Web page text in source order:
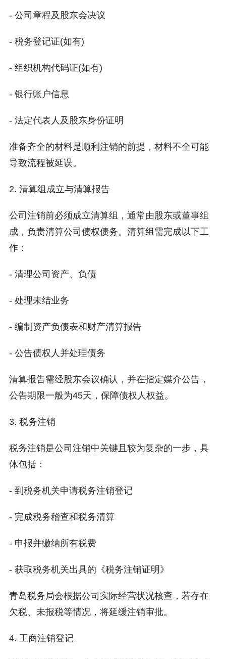
- 公司章程及股东会决议
- 税务登记证(如有)
- 组织机构代码证(如有)
- 银行账户信息
- 法定代表人及股东身份证明
准备齐全的材料是顺利注销的前提，材料不全可能
导致流程被延误。
2. 清算组成立与清算报告
公司注销前必须成立清算组，通常由股东或董事组
成，负责清算公司债权债务。清算组需完成以下工
作：
- 清理公司资产、负债
- 处理未结业务
- 编制资产负债表和财产清算报告
- 公告债权人并处理债务
清算报告需经股东会议确认，并在指定媒介公告，
公告期限一般为45天，保障债权人权益。
3. 税务注销
税务注销是公司注销中关键且较为复杂的一步，具
体包括：
- 到税务机关申请税务注销登记
- 完成税务稽查和税务清算
- 申报并缴纳所有税费
- 获取税务机关出具的《税务注销证明》
青岛税务局会根据公司实际经营状况核查，若存在
欠税、未报税等情况，将延缓注销审批。
4. 工商注销登记